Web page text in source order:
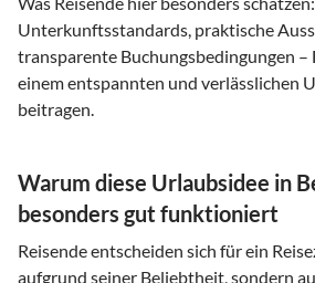
Unterkunftsstandards, praktische
transparente Buchungsbedingungen –
einem entspannten und verlässlichen
beitragen.
Warum diese Urlaubsidee in
besonders gut funktioniert
Reisende entscheiden sich für ein
aufgrund seiner Beliebtheit, sondern